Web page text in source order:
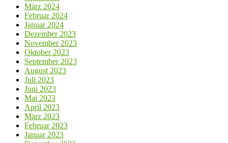
März 2024
Februar 2024
Januar 2024
Dezember 2023
November 2023
Oktober 2023
September 2023
August 2023
Juli 2023
Juni 2023
Mai 2023
April 2023
März 2023
Februar 2023
Januar 2023